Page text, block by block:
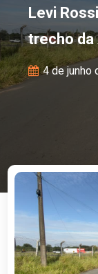
Levi
trecho da
4 de junho